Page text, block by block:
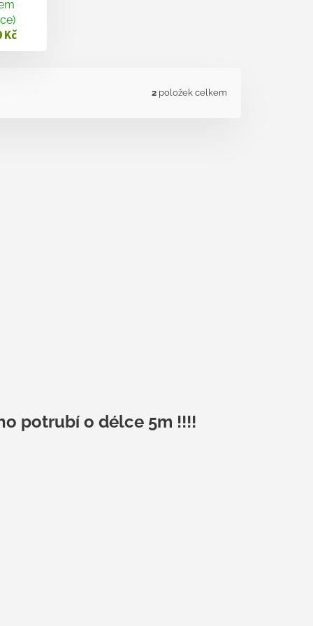
Kč
2 položek celkem
potrubí o délce 5m !!!!